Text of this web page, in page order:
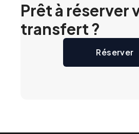
Prêt à réserver
transfert ?
Réserver